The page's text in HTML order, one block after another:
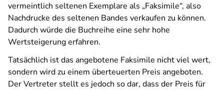
vermeintlich seltenen Exemplare als „Faksimile“, also
Nachdrucke des seltenen Bandes verkaufen zu können.
Dadurch würde die Buchreihe eine sehr hohe
Wertsteigerung erfahren.
Tatsächlich ist das angebotene Faksimile nicht viel wert,
sondern wird zu einem überteuerten Preis angeboten.
Der Vertreter stellt es jedoch so dar, dass der Preis für